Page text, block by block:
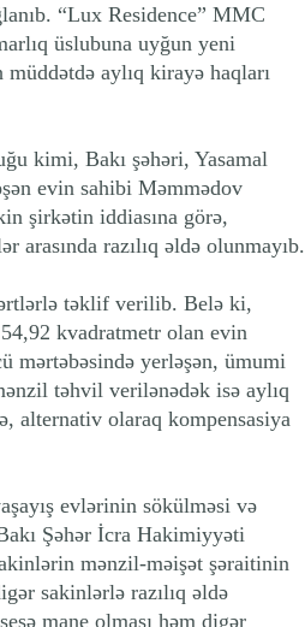
“Lux Residence” MMC
üslubuna uyğun yeni
aylıq kirayə haqları
kimi, Bakı şəhəri, Yasamal
evin sahibi Məmmədov
şirkətin iddiasına görə,
arasında razılıq əldə olunmayıb.
təklif verilib. Belə ki,
kvadratmetr olan evin
mərtəbəsində yerləşən, ümumi
təhvil verilənədək isə aylıq
alternativ olaraq kompensasiya
evlərinin sökülməsi və
Şəhər İcra Hakimiyyəti
mənzil-məişət şəraitinin
sakinlərlə razılıq əldə
mane olması həm digər